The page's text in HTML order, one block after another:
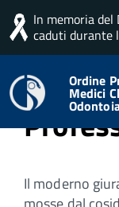
In memoria
caduti durante
Ordine
Medici
Home Ordine
Il moderno